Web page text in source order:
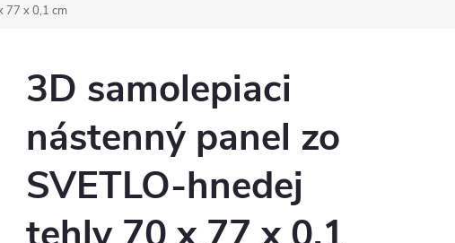
77 x 0,1 cm
3D samolepiaci
nástenný panel zo
SVETLO-hnedej